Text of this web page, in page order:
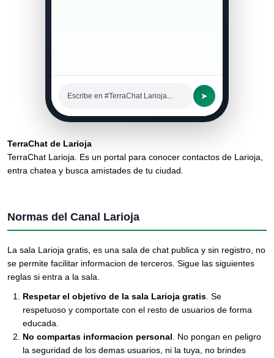
Escribe en #TerraChat Larioja... ➤
TerraChat de Larioja
TerraChat Larioja. Es un portal para conocer contactos de Larioja,
entra chatea y busca amistades de tu ciudad.
Normas del Canal Larioja
La sala Larioja gratis, es una sala de chat publica y sin registro, no
se permite facilitar informacion de terceros. Sigue las siguientes
reglas si entra a la sala.
Respetar el objetivo de la sala Larioja gratis . Se
respetuoso y comportate con el resto de usuarios de forma
educada.
No compartas informacion personal . No pongan en peligro
la seguridad de los demas usuarios, ni la tuya, no brindes